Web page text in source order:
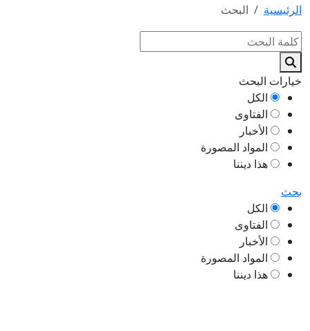
الرئيسية البحث
خيارات البحث
الكل
الفتاوى
الأخبار
المواد المصورة
هذا ديننا
بحث
الكل
الفتاوى
الأخبار
المواد المصورة
هذا ديننا